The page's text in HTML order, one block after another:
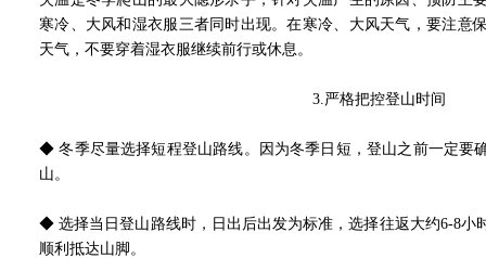
寒冷、大风和湿衣服三者同时出现。在寒冷、大风天气，要注意
天气，不要穿着湿衣服继续前行或休息。
3.严格把控登山时间
◆ 冬季尽量选择短程登山路线。因为冬季日短，登山之前一定要
山。
◆ 选择当日登山路线时，日出后出发为标准，选择往返大约6-8小
顺利抵达山脚。